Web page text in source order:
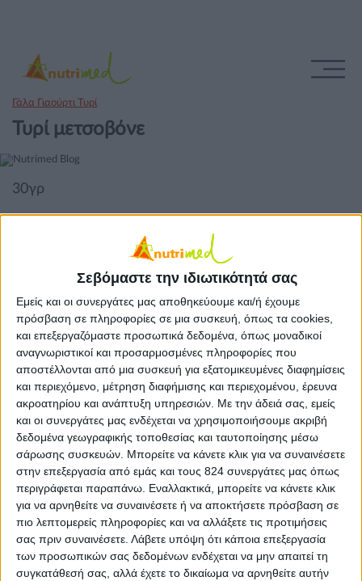
Σεβόμαστε την ιδιωτικότητά σας
Εμείς και οι συνεργάτες μας αποθηκεύουμε και/ή έχουμε
πρόσβαση σε πληροφορίες σε μια συσκευή, όπως τα cookies,
και επεξεργαζόμαστε προσωπικά δεδομένα, όπως μοναδικοί
αναγνωριστικοί και προσαρμοσμένες πληροφορίες που
αποστέλλονται από μια συσκευή για εξατομικευμένες διαφημίσεις
και περιεχόμενο, μέτρηση διαφήμισης και περιεχομένου, έρευνα
ακροατηρίου και ανάπτυξη υπηρεσιών. Με την άδειά σας, εμείς
και οι συνεργάτες μας ενδέχεται να χρησιμοποιήσουμε ακριβή
δεδομένα γεωγραφικής τοποθεσίας και ταυτοποίησης μέσω
σάρωσης συσκευών. Μπορείτε να κάνετε κλικ για να συναινέσετε
στην επεξεργασία από εμάς και τους 824 συνεργάτες μας όπως
περιγράφεται παραπάνω. Εναλλακτικά, μπορείτε να κάνετε κλικ
για να αρνηθείτε να συναινέσετε ή να αποκτήσετε πρόσβαση σε
πιο λεπτομερείς πληροφορίες και να αλλάξετε τις προτιμήσεις
σας πριν συναινέσετε. Λάβετε υπόψη ότι κάποια επεξεργασία
των προσωπικών σας δεδομένων ενδέχεται να μην απαιτεί τη
συγκατάθεσή σας, αλλά έχετε το δικαίωμα να αρνηθείτε αυτήν
Γάλα Γιαούρτι Τυρί
Τυρί μετσοβόνε
30γρ
Περισσότερα
Υγεία, διατροφή & lifestyle
Διατροφή 2.0: τα
τρόφιμα του
μέλλοντος